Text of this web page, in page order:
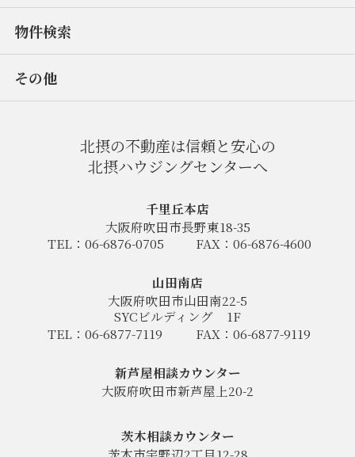
物件検索
その他
北摂の不動産は信頼と安心の
北摂ハウジングセンターへ
千里丘本店
大阪府吹田市長野東18-35
TEL：06-6876-0705
FAX：06-6876-4600
山田南店
大阪府吹田市山田南22-5
SYCビルディング
1F
TEL：06-6877-7119
FAX：06-6877-9119
新芦屋相談カウンター
大阪府吹田市新芦屋上20-2
茨木相談カウンター